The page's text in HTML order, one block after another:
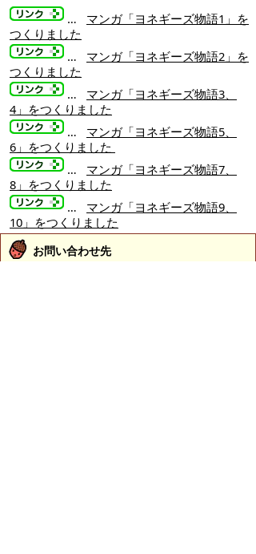
… マンガ「ヨネギーズ物語1」を
つくりました
… マンガ「ヨネギーズ物語2」を
つくりました
… マンガ「ヨネギーズ物語3、
4」をつくりました
… マンガ「ヨネギーズ物語5、
6」をつくりました
… マンガ「ヨネギーズ物語7、
8」をつくりました
… マンガ「ヨネギーズ物語9、
10」をつくりました
お問い合わせ先